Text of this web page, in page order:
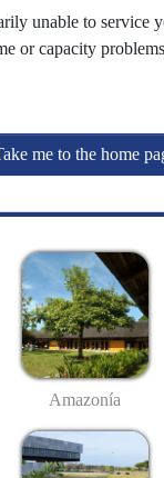
unable to service
or capacity
me to the home
Amazonía